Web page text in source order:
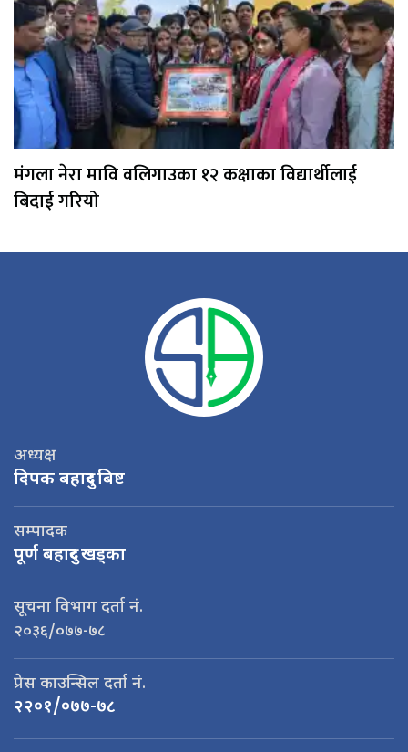
मंगला नेरा मावि वलिगाउका १२ कक्षाका विद्यार्थीलाई
बिदाई गरियो
अध्यक्ष
दिपक बहादुर बिष्ट
सम्पादक
पूर्ण बहादुर खड्का
सूचना विभाग दर्ता नं.
२०३६/०७७-७८
प्रेस काउन्सिल दर्ता नं.
२२०१/०७७-७८